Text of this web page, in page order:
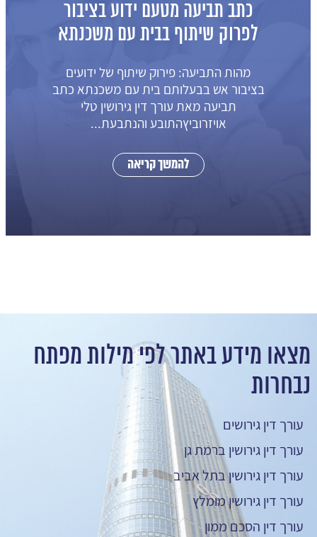
כתב תביעה מטעם ידוע בציבור
לפרוק שיתוף בבית עם משכנתא
מהות התביעה: פירוק שיתוף של ידועים
בציבור אש בבעלותם בית עם משכנתא כתב
תביעה מאת עורך דין גירושין טלי
אויזרוביץהתובע והנתבעת...
להמשך קריאה
מצאו מידע באתר לפי מילות מפתח
נבחרות
עורך דין גירושים
עורך דין גירושין ברמת גן
עורך דין גירושין בתל אביב
עורך דין גירושין מומלץ
עורך דין הסכם ממון